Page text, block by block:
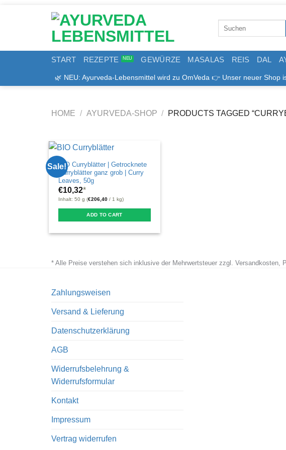
START REZEPTE GEWÜRZE MASALAS REIS DAL
🌿 NEU: Ayurveda-Lebensmittel wird zu OmVeda 👉 Unser neuer Shop
HOME / AYURVEDA-SHOP / PRODUCTS TAGGED
Sale!BIO Curryblätter | Getrocknete
Curryblätter ganz grob | Curry
Leaves, 50g
€10,32*
Inhalt: 50 g (€206,40 / 1 kg)
ADD TO CART
* Alle Preise verstehen sich inklusive der Mehrwertsteuer zzgl. Versandkosten,
Zahlungsweisen
Versand & Lieferung
Datenschutzerklärung
AGB
Widerrufsbelehrung &
Widerrufsformular
Kontakt
Impressum
Vertrag widerrufen